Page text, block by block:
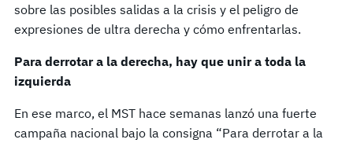
sobre las posibles salidas a la crisis y el peligro de
expresiones de ultra derecha y cómo enfrentarlas.
Para derrotar a la derecha, hay que unir a toda la
izquierda
En ese marco, el MST hace semanas lanzó una fuerte
campaña nacional bajo la consigna “Para derrotar a la